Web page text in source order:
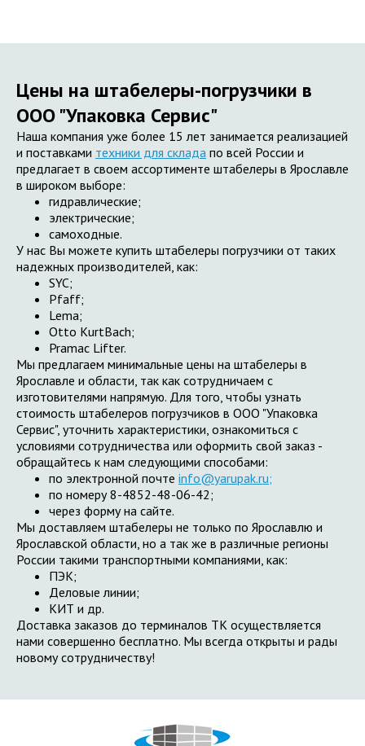
Цены на штабелеры-погрузчики в
ООО "Упаковка Сервис"
Наша компания уже более 15 лет занимается реализацией
и поставками техники для склада по всей России и
предлагает в своем ассортименте штабелеры в Ярославле
в широком выборе:
гидравлические;
электрические;
самоходные.
У нас Вы можете купить штабелеры погрузчики от таких
надежных производителей, как:
SYC;
Pfaff;
Lema;
Otto KurtBach;
Pramac Lifter.
Мы предлагаем минимальные цены на штабелеры в
Ярославле и области, так как сотрудничаем с
изготовителями напрямую. Для того, чтобы узнать
стоимость штабелеров погрузчиков в ООО "Упаковка
Сервис", уточнить характеристики, ознакомиться с
условиями сотрудничества или оформить свой заказ -
обращайтесь к нам следующими способами:
по электронной почте info@yarupak.ru;
по номеру 8-4852-48-06-42;
через форму на сайте.
Мы доставляем штабелеры не только по Ярославлю и
Ярославской области, но а так же в различные регионы
России такими транспортными компаниями, как:
ПЭК;
Деловые линии;
КИТ и др.
Доставка заказов до терминалов ТК осуществляется
нами совершенно бесплатно. Мы всегда открыты и рады
новому сотрудничеству!